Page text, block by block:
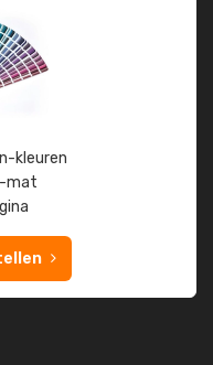
kleuren
mat